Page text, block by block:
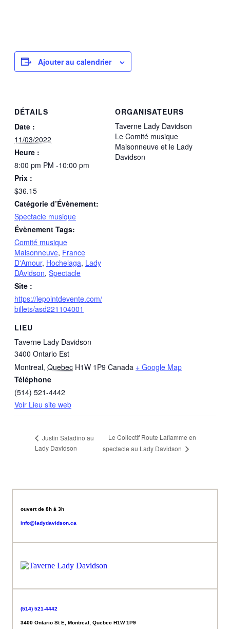
Ajouter au calendrier
DÉTAILS
Date :
11/03/2022
Heure :
8:00 pm PM -10:00 pm
Prix :
$36.15
Catégorie d’Évènement:
Spectacle musique
Évènement Tags:
Comité musique
Maisonneuve, France
D'Amour, Hochelaga, Lady
DAvidson, Spectacle
Site :
https://lepointdevente.com/
billets/asd221104001
LIEU
Taverne Lady Davidson
3400 Ontario Est
Montreal, Quebec H1W 1P9 Canada + Google Map
Téléphone
(514) 521-4442
Voir Lieu site web
ORGANISATEURS
Taverne Lady Davidson
Le Comité musique
Maisonneuve et le Lady
Davidson
Justin Saladino au
Lady Davidson
Le Collectif Route Laflamme en
spectacle au Lady Davidson
ouvert de 8h à 3h
info@ladydavidson.ca
(514) 521-4442
3400 Ontario St E, Montreal, Quebec H1W 1P9